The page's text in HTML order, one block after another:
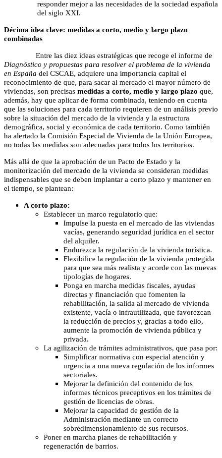
responder mejor a las necesidades de la sociedad española
del siglo XXI.
Décima idea clave: medidas a corto, medio y largo plazo
combinadas
Entre las diez ideas estratégicas que recoge el informe de
Diagnóstico y propuestas para resolver el problema de la vivienda
en España del CSCAE, adquiere una importancia capital el
reconocimiento de que, para sacar al mercado el mayor número de
viviendas, son precisas medidas a corto, medio y largo plazo que,
además, hay que aplicar de forma combinada, teniendo en cuenta
que las soluciones para cada territorio requieren de un análisis previo
sobre la situación del mercado de la vivienda y la estructura
demográfica, social y económica de cada territorio. Como también
ha alertado la Comisión Especial de Vivienda de la Unión Europea,
no todas las medidas son adecuadas para todos los territorios.
Más allá de que la aprobación de un Pacto de Estado y la
monitorización del mercado de la vivienda se consideran medidas
indispensables que se deben implantar a corto plazo y mantener en
el tiempo, se plantean:
A corto plazo:
Establecer un marco regulatorio que:
Impulse la puesta en el mercado de las viviendas
vacías, generando seguridad jurídica en el sector
del alquiler.
Endurezca la regulación de la vivienda turística.
Flexibilice la regulación de la vivienda protegida
para que sea más realista y acorde con las nuevas
tipologías de hogares.
Ponga en marcha medidas fiscales, ayudas
directas y financiación que fomenten la
rehabilitación, la salida al mercado de vivienda
existente, vacía o infrautilizada, que favorezcan
la reducción de precios y, gracias a todo ello,
aumente la promoción de vivienda pública y
privada.
La agilización de trámites administrativos, que pasa por:
Simplificar normativa con especial atención y
urgencia a una nueva regulación de los informes
sectoriales.
Mejorar la definición del contenido de los
informes técnicos preceptivos en los trámites de
gestión de licencias de obras.
Mejorar la capacidad de gestión de la
Administración mediante un correcto
sobredimensionamiento de sus recursos.
Poner en marcha planes de rehabilitación y
regeneración de barrios.